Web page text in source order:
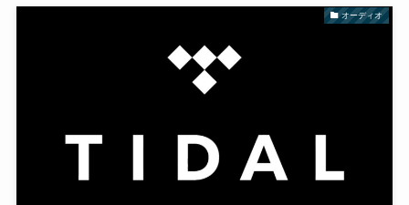
オーディオ